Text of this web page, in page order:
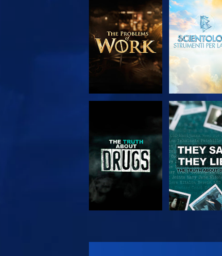
ESPLORA LE
SERIE
GUARDA
GUARDA